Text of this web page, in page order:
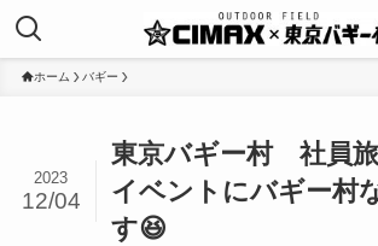
ホーム バギー
東京バギー村 社員
イベントにバギー村
す😆
2023
12/04